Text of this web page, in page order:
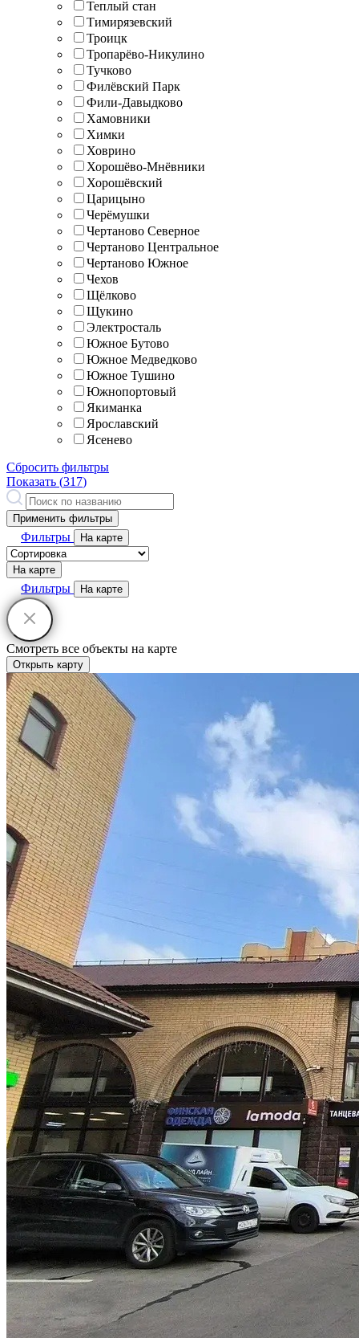
Теплый стан
Тимирязевский
Троицк
Тропарёво-Никулино
Тучково
Филёвский Парк
Фили-Давыдково
Хамовники
Химки
Ховрино
Хорошёво-Мнёвники
Хорошёвский
Царицыно
Черёмушки
Чертаново Северное
Чертаново Центральное
Чертаново Южное
Чехов
Щёлково
Щукино
Электросталь
Южное Бутово
Южное Медведково
Южное Тушино
Южнопортовый
Якиманка
Ярославский
Ясенево
Сбросить фильтры
Показать (317)
Применить фильтры
Фильтры На карте
На карте
Фильтры На карте
Смотреть все объекты на карте
Открыть карту